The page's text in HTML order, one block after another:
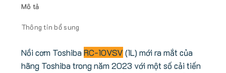
Mô tả
Thông tin bổ sung
Nồi cơm ToshibaRC-10VSV (1L) mới ra mắt của
hãng Toshiba trong năm 2023 với một số cải tiến